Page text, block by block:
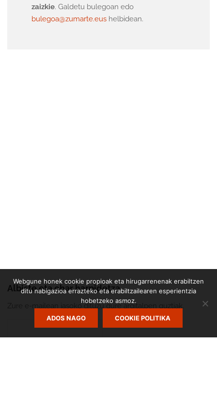
zaizkie. Galdetu bulegoan edo
bulegoa@zumarte.eus helbidean.
Albiste eta ohar harpidetza
Zure e-mailean jasoko dituzu gure argitalpen guztiak.
Webgune honek cookie propioak eta hirugarrenenak erabiltzen
ditu nabigazioa errazteko eta erabiltzailearen esperientzia
hobetzeko asmoz.
ADOS NAGO COOKIE POLITIKA